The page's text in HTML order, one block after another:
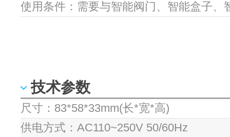
使用条件：需要与智能阀门、智能盒子、
技术参数
尺寸：83*58*33mm(长*宽*高)
供电方式：AC110~250V 50/60Hz